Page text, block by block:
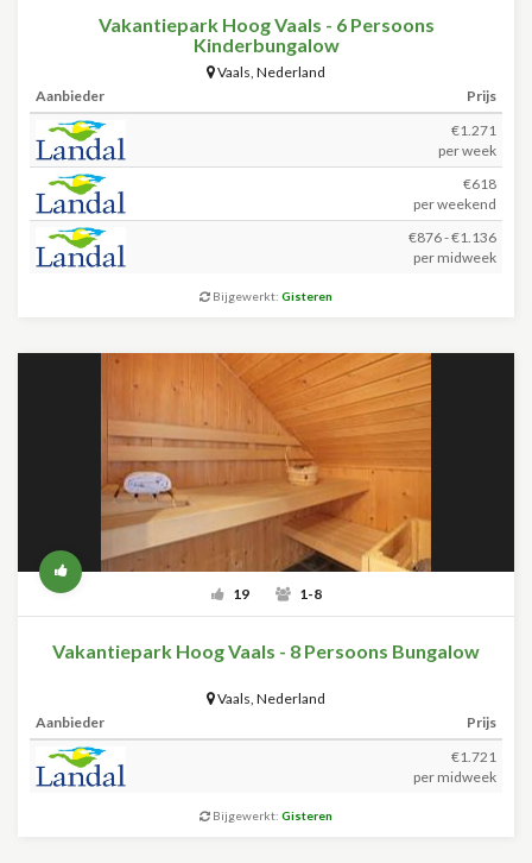
Vakantiepark Hoog Vaals - 6 Persoons
Kinderbungalow
Vaals, Nederland
Aanbieder
Prijs
€1.271
per week
€618
per weekend
€876 - €1.136
per midweek
Bijgewerkt: Gisteren
19 1-8
Vakantiepark Hoog Vaals - 8 Persoons Bungalow
Vaals, Nederland
Aanbieder
Prijs
€1.721
per midweek
Bijgewerkt: Gisteren